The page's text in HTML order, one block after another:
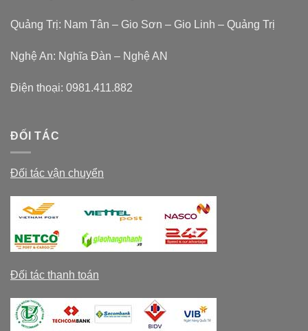
Quảng Trị: Nam Tân – Gio Sơn – Gio Linh – Quảng Trị
Nghệ An: Nghĩa Đàn – Nghệ AN
Điện thoại: 0981.411.882
ĐỐI TÁC
Đối tác vận chuyển
Đối tác thanh toán